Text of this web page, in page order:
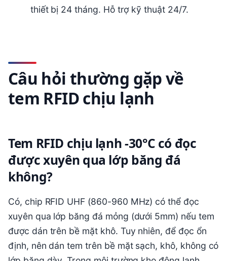
thiết bị 24 tháng. Hỗ trợ kỹ thuật 24/7.
Câu hỏi thường gặp về
tem RFID chịu lạnh
Tem RFID chịu lạnh -30°C có đọc
được xuyên qua lớp băng đá
không?
Có, chip RFID UHF (860-960 MHz) có thể đọc
xuyên qua lớp băng đá mỏng (dưới 5mm) nếu tem
được dán trên bề mặt khô. Tuy nhiên, để đọc ổn
định, nên dán tem trên bề mặt sạch, khô, không có